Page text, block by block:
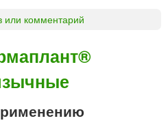
или комментарий